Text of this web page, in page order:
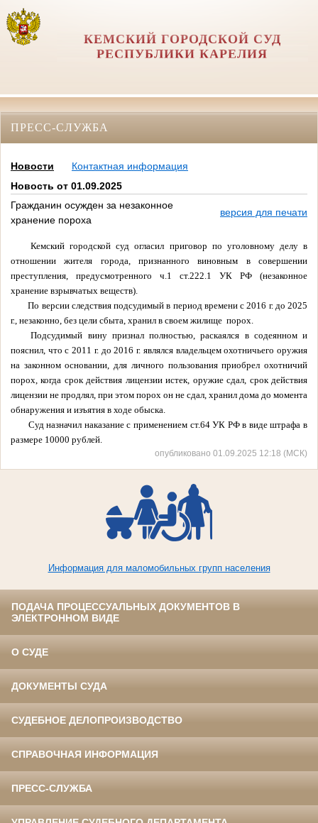
КЕМСКИЙ ГОРОДСКОЙ СУД
РЕСПУБЛИКИ КАРЕЛИЯ
ПРЕСС-СЛУЖБА
Новости
Контактная информация
Новость от 01.09.2025
Гражданин осужден за незаконное
хранение пороха
версия для печати
Кемский городской суд огласил приговор по уголовному делу в
отношении жителя города, признанного виновным в совершении
преступления, предусмотренного ч.1 ст.222.1 УК РФ (незаконное
хранение взрывчатых веществ).
По версии следствия подсудимый в период времени с 2016 г. до 2025
г., незаконно, без цели сбыта, хранил в своем жилище порох.
Подсудимый вину признал полностью, раскаялся в содеянном и
пояснил, что с 2011 г. до 2016 г. являлся владельцем охотничьего оружия
на законном основании, для личного пользования приобрел охотничий
порох, когда срок действия лицензии истек, оружие сдал, срок действия
лицензии не продлял, при этом порох он не сдал, хранил дома до момента
обнаружения и изъятия в ходе обыска.
Суд назначил наказание с применением ст.64 УК РФ в виде штрафа в
размере 10000 рублей.
опубликовано 01.09.2025 12:18 (МСК)
Информация для маломобильных групп населения
ПОДАЧА ПРОЦЕССУАЛЬНЫХ ДОКУМЕНТОВ В
ЭЛЕКТРОННОМ ВИДЕ
О СУДЕ
ДОКУМЕНТЫ СУДА
СУДЕБНОЕ ДЕЛОПРОИЗВОДСТВО
СПРАВОЧНАЯ ИНФОРМАЦИЯ
ПРЕСС-СЛУЖБА